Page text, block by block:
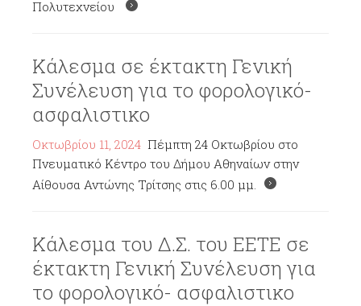
Πολυτεχνείου
Κάλεσμα σε έκτακτη Γενική
Συνέλευση για το φορολογικό-
ασφαλιστικο
Οκτωβρίου 11, 2024 Πέμπτη 24 Οκτωβρίου στο
Πνευματικό Κέντρο του Δήμου Αθηναίων στην
Αίθουσα Αντώνης Τρίτσης στις 6.00 μμ.
Κάλεσμα του Δ.Σ. του ΕΕΤΕ σε
έκτακτη Γενική Συνέλευση για
το φορολογικό- ασφαλιστικο